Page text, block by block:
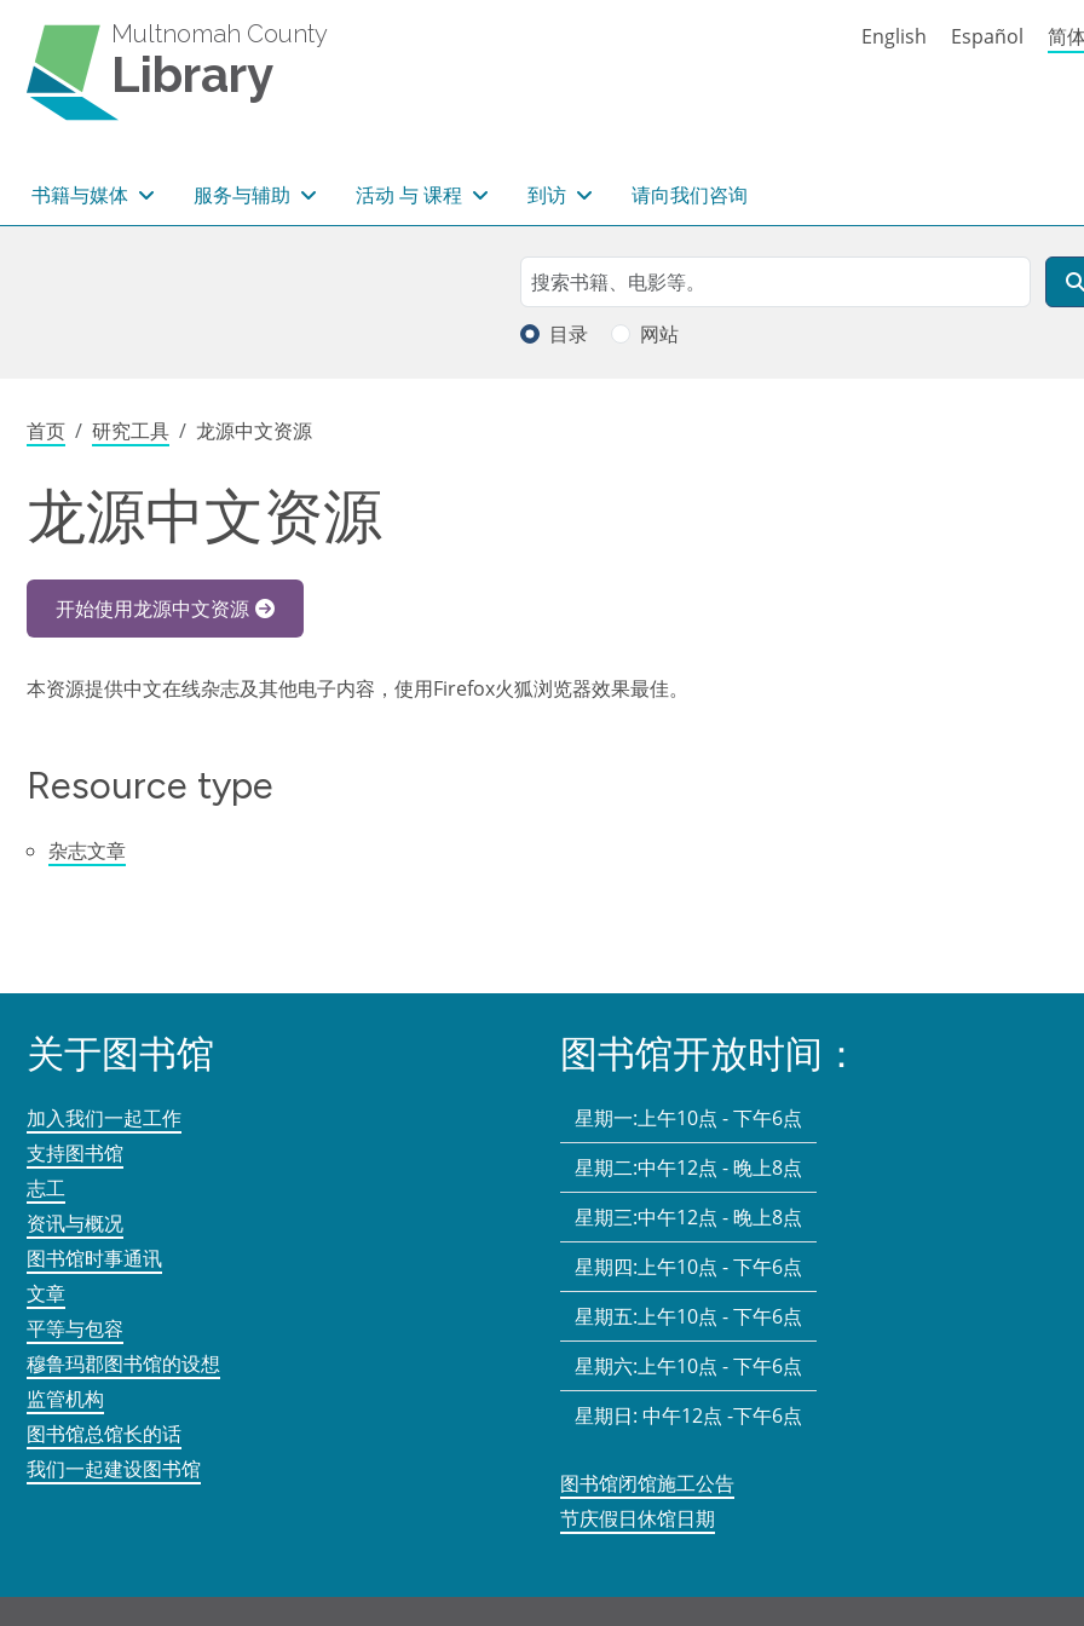
Multnomah County
Library
English Español 简
主导航
书籍与媒体 服务与辅助 活动 与 课程 到访 请向我们咨询
Search
搜索
目录 网站
面包屑
首页 研究工具 龙源中文资源
龙源中文资源
开始使用龙源中文资源
本资源提供中文在线杂志及其他电子内容，使用Firefox火狐浏览器效果最佳。
Resource type
杂志文章
关于图书馆
加入我们一起工作
支持图书馆
志工
资讯与概况
图书馆时事通讯
文章
平等与包容
穆鲁玛郡图书馆的设想
监管机构
图书馆总馆长的话
我们一起建设图书馆
图书馆开放时间：
星期一:上午10点 - 下午6点
星期二:中午12点 - 晚上8点
星期三:中午12点 - 晚上8点
星期四:上午10点 - 下午6点
星期五:上午10点 - 下午6点
星期六:上午10点 - 下午6点
星期日: 中午12点 -下午6点
图书馆闭馆施工公告
节庆假日休馆日期